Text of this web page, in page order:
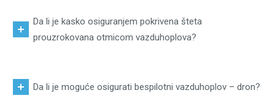
Da li je kasko osiguranjem pokrivena šteta
prouzrokovana otmicom vazduhoplova?
Da li je moguće osigurati bespilotni vazduhoplov – dron?